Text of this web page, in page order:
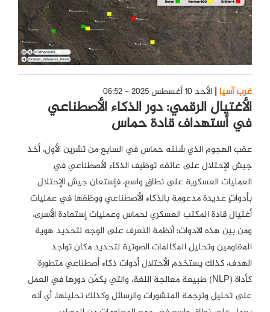
غرب آسيا الأحد 10 أغسطس 2025 - 06:52
الأغتيال الرقمي: دور الذكاء الأصطناعي
في أستهداف قادة حماس
عقب الهجوم الذي شنته حماس في السابع من تشرين الأول، أخذ
جيش الإحتلال على عاتقه توظيف الذكاء الأصطناعي في
العمليات العسكرية على نطاقٍ واسع، فإستعان جيش الإحتلال
بأدواتٍ عديدة مدعومة بالذكاء الأصطناعي ووظفها في عمليات
أغتيال قادة المكتب العسكري لحماس وعمليات إستعادة الأسرى،
ومن بين هذه الادوات: أنظمة التعرف على الوجه لتحديد هوية
المقاومين وتحليل المكالمات الصوتية لتحديد مكان تواجد
الهدف، كذلك يستخدم الأحتلال أدوات ذكاء أصطناعي متطورة
كأداة (NLP) طبيعة معالجة اللغة، والتي يكمُن دورها في العمل
على تحليل وترجمة المنشورات والرسائل وكذلك تحليلها، أي أنه